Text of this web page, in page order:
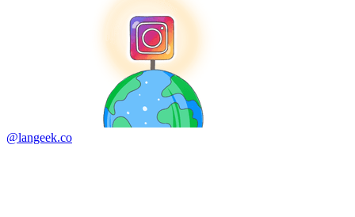
@langeek.co